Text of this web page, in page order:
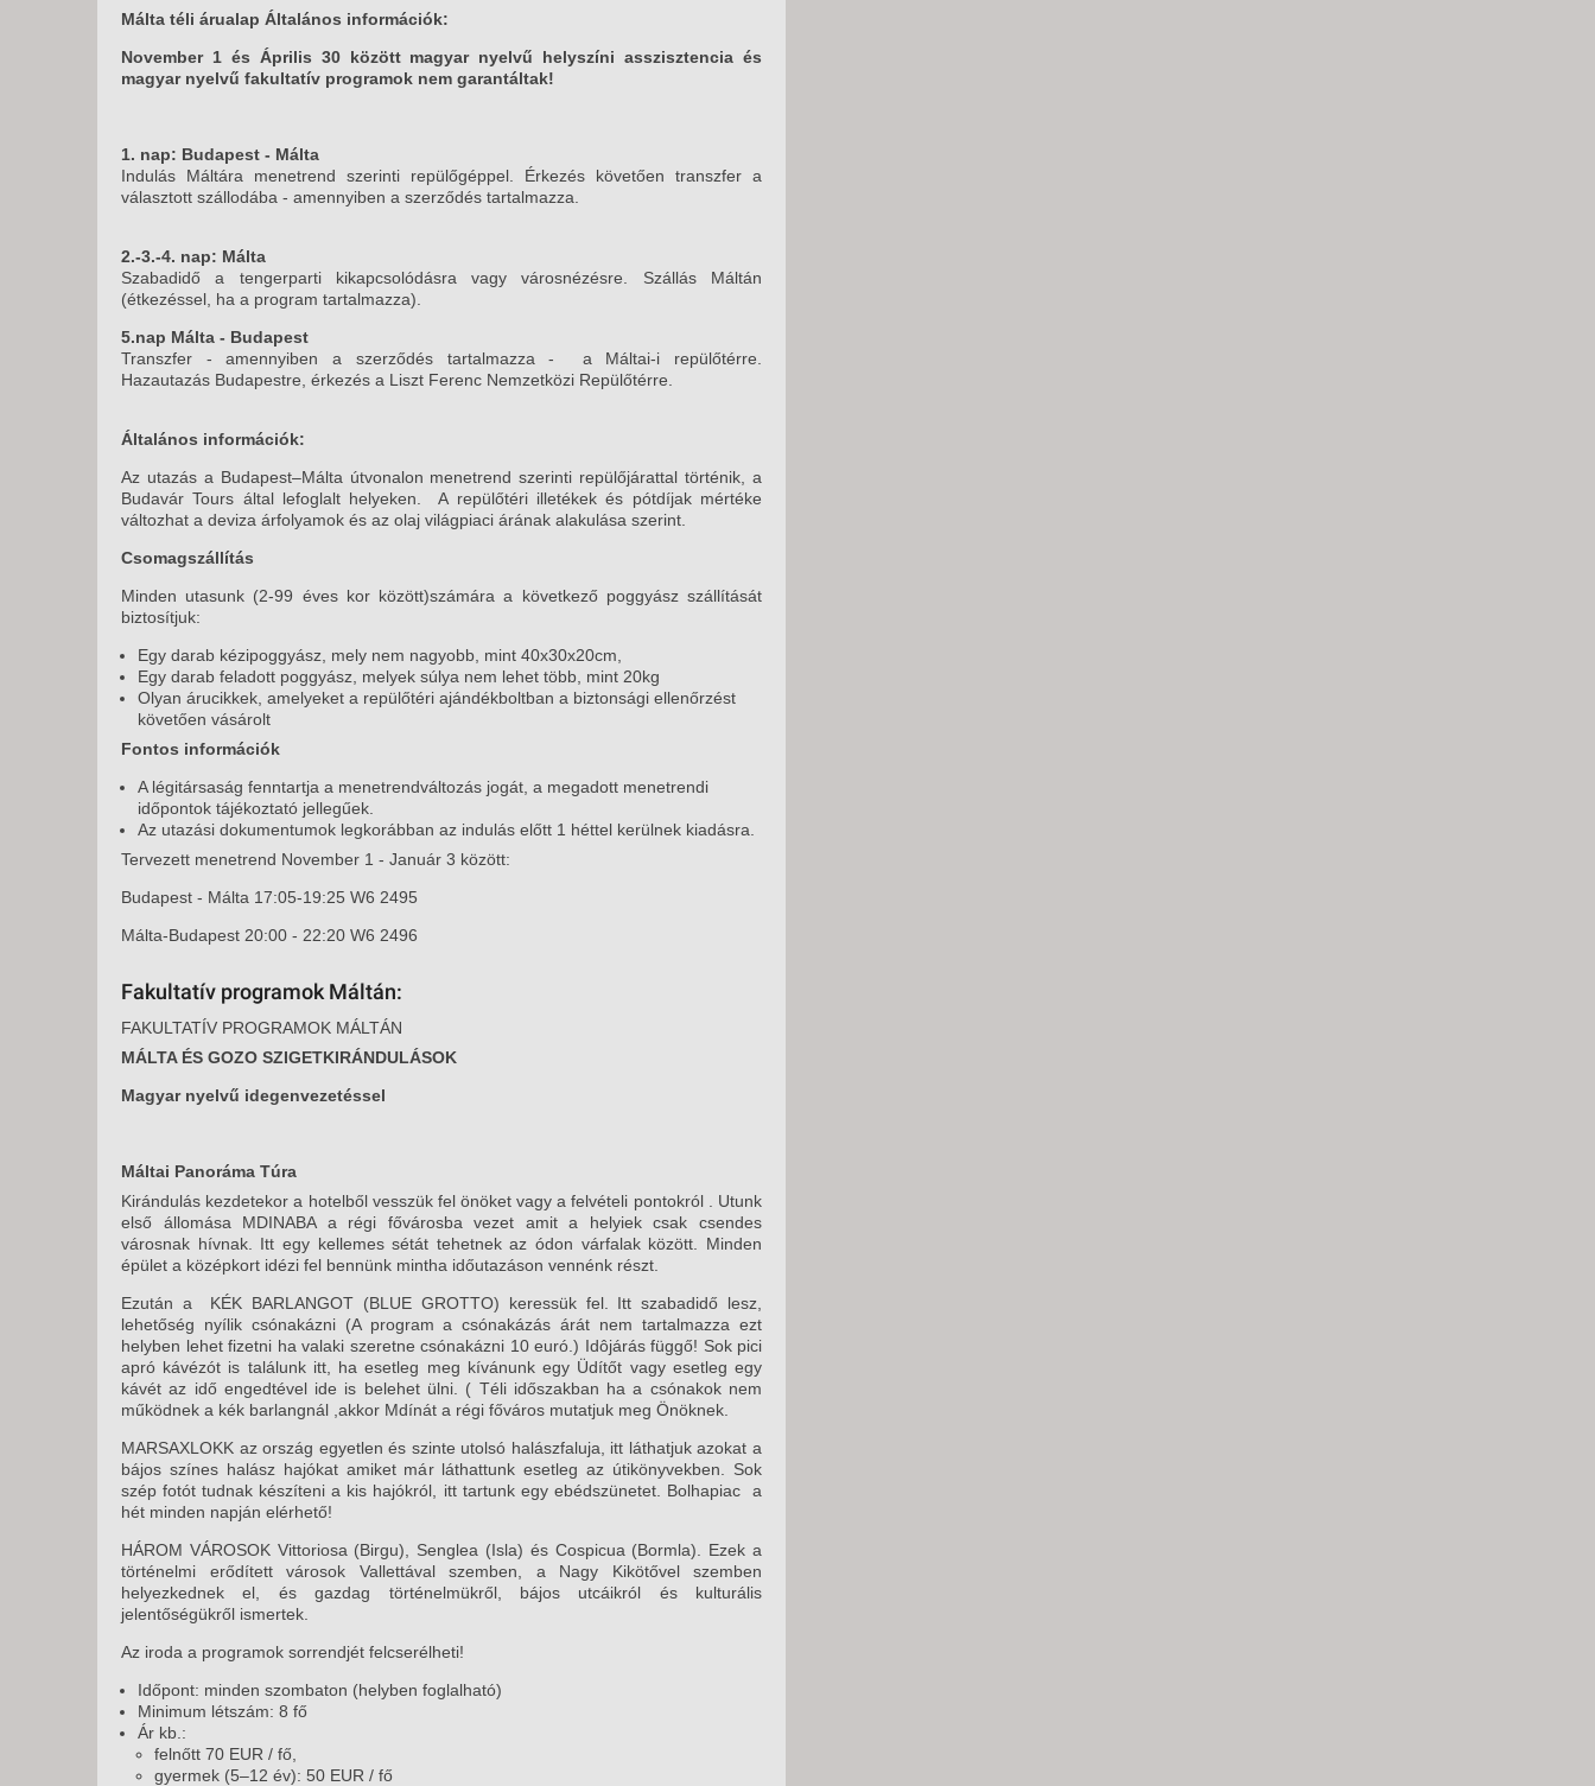
Málta téli árualap Általános információk:
November 1 és Április 30 között magyar nyelvű helyszíni asszisztencia és
magyar nyelvű fakultatív programok nem garantáltak!
1. nap: Budapest - Málta
Indulás Máltára menetrend szerinti repülőgéppel. Érkezés követően transzfer a
választott szállodába - amennyiben a szerződés tartalmazza.
2.-3.-4. nap: Málta
Szabadidő a tengerparti kikapcsolódásra vagy városnézésre. Szállás Máltán
(étkezéssel, ha a program tartalmazza).
5.nap Málta - Budapest
Transzfer - amennyiben a szerződés tartalmazza - a Máltai-i repülőtérre.
Hazautazás Budapestre, érkezés a Liszt Ferenc Nemzetközi Repülőtérre.
Általános információk:
Az utazás a Budapest–Málta útvonalon menetrend szerinti repülőjárattal történik, a
Budavár Tours által lefoglalt helyeken. A repülőtéri illetékek és pótdíjak mértéke
változhat a deviza árfolyamok és az olaj világpiaci árának alakulása szerint.
Csomagszállítás
Minden utasunk (2-99 éves kor között)számára a következő poggyász szállítását
biztosítjuk:
Egy darab kézipoggyász, mely nem nagyobb, mint 40x30x20cm,
Egy darab feladott poggyász, melyek súlya nem lehet több, mint 20kg
Olyan árucikkek, amelyeket a repülőtéri ajándékboltban a biztonsági ellenőrzést
követően vásárolt
Fontos információk
A légitársaság fenntartja a menetrendváltozás jogát, a megadott menetrendi
időpontok tájékoztató jellegűek.
Az utazási dokumentumok legkorábban az indulás előtt 1 héttel kerülnek kiadásra.
Tervezett menetrend November 1 - Január 3 között:
Budapest - Málta 17:05-19:25 W6 2495
Málta-Budapest 20:00 - 22:20 W6 2496
Fakultatív programok Máltán:
FAKULTATÍV PROGRAMOK MÁLTÁN
MÁLTA ÉS GOZO SZIGETKIRÁNDULÁSOK
Magyar nyelvű idegenvezetéssel
Máltai Panoráma Túra
Kirándulás kezdetekor a hotelből vesszük fel önöket vagy a felvételi pontokról . Utunk
első állomása MDINABA a régi fővárosba vezet amit a helyiek csak csendes
városnak hívnak. Itt egy kellemes sétát tehetnek az ódon várfalak között. Minden
épület a középkort idézi fel bennünk mintha időutazáson vennénk részt.
Ezután a KÉK BARLANGOT (BLUE GROTTO) keressük fel. Itt szabadidő lesz,
lehetőség nyílik csónakázni (A program a csónakázás árát nem tartalmazza ezt
helyben lehet fizetni ha valaki szeretne csónakázni 10 euró.) Idôjárás függő! Sok pici
apró kávézót is találunk itt, ha esetleg meg kívánunk egy Üdítőt vagy esetleg egy
kávét az idő engedtével ide is belehet ülni. ( Téli időszakban ha a csónakok nem
működnek a kék barlangnál ,akkor Mdínát a régi főváros mutatjuk meg Önöknek.
MARSAXLOKK az ország egyetlen és szinte utolsó halászfaluja, itt láthatjuk azokat a
bájos színes halász hajókat amiket már láthattunk esetleg az útikönyvekben. Sok
szép fotót tudnak készíteni a kis hajókról, itt tartunk egy ebédszünetet. Bolhapiac a
hét minden napján elérhető!
HÁROM VÁROSOK Vittoriosa (Birgu), Senglea (Isla) és Cospicua (Bormla). Ezek a
történelmi erődített városok Vallettával szemben, a Nagy Kikötővel szemben
helyezkednek el, és gazdag történelmükről, bájos utcáikról és kulturális
jelentőségükről ismertek.
Az iroda a programok sorrendjét felcserélheti!
Időpont: minden szombaton (helyben foglalható)
Minimum létszám: 8 fő
Ár kb.:
felnőtt 70 EUR / fő,
gyermek (5–12 év): 50 EUR / fő